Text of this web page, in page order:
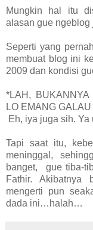
Mungkin hal itu
alasan gue ngeblog
Seperti yang
membuat blog ini
2009 dan kondisi
*LAH, BUKANNYA
LO EMANG
Eh, iya juga sih. Ya
Tapi saat itu,
meninggal,
banget,
gue tiba-
Fathir. Akibatnya
mengerti pun
dada ini…halah…